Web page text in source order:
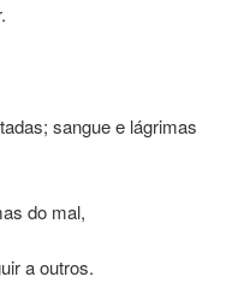
sangue e lágrimas
do mal,
a outros.